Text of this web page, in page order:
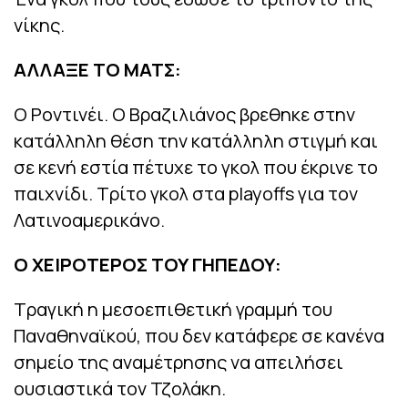
νίκης.
ΑΛΛΑΞΕ ΤΟ ΜΑΤΣ:
Ο Ροντινέι. Ο Βραζιλιάνος βρεθηκε στην
κατάλληλη θέση την κατάλληλη στιγμή και
σε κενή εστία πέτυχε το γκολ που έκρινε το
παιχνίδι. Τρίτο γκολ στα playoffs για τον
Λατινοαμερικάνο.
Ο ΧΕΙΡΟΤΕΡΟΣ ΤΟΥ ΓΗΠΕΔΟΥ:
Τραγική η μεσοεπιθετική γραμμή του
Παναθηναϊκού, που δεν κατάφερε σε κανένα
σημείο της αναμέτρησης να απειλήσει
ουσιαστικά τον Τζολάκη.